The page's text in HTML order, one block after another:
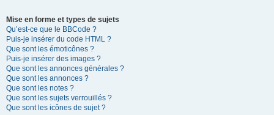
Mise en forme et types de sujets
Qu’est-ce que le BBCode ?
Puis-je insérer du code HTML ?
Que sont les émoticônes ?
Puis-je insérer des images ?
Que sont les annonces générales ?
Que sont les annonces ?
Que sont les notes ?
Que sont les sujets verrouillés ?
Que sont les icônes de sujet ?